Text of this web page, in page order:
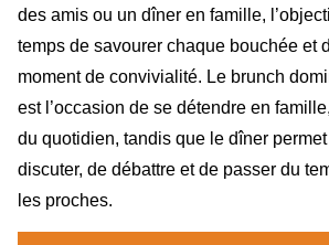
des amis ou un dîner en famille,
temps de savourer chaque bouchée et
moment de convivialité. Le brunch
est l’occasion de se détendre en
du quotidien, tandis que le dîner
discuter, de débattre et de passer du
les proches.